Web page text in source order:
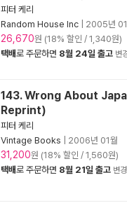
피터 케리
Random House Inc
2005년
26,670원 (18% 할인 / 1,340원)
택배로 주문하면 8월 24일 출고 변
143. Wrong About
Reprint)
피터 케리
Vintage Books
2006년 01월
31,200원 (18% 할인 / 1,560원)
택배로 주문하면 8월 21일 출고 변경